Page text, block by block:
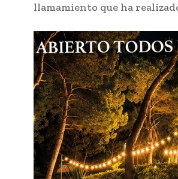
llamamiento que ha